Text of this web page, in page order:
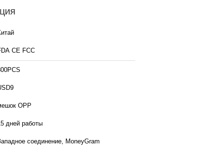
CE FCC
OPP
дней работы
соединение, MoneyGram